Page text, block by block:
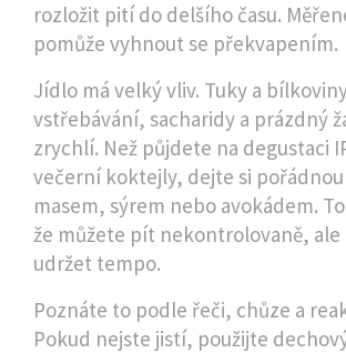
rozložit pití do delšího času.
pomůže vyhnout se překvapením.
Jídlo má velký vliv. Tuky a
vstřebávání, sacharidy a prázdný
zrychlí. Než půjdete na degustaci
večerní koktejly, dejte si
masem, sýrem nebo avokádem.
že můžete pít nekontrolovaně, ale
udržet tempo.
Poznáte to podle řeči, chůze a
Pokud nejste jistí, použijte